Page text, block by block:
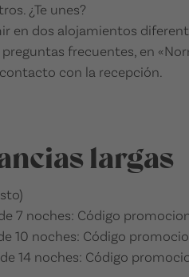
¿Te unes?
en dos alojamientos
frecuentes, en
con la recepción.
largas
7 noches: Código
10 noches: Código
14 noches: Código